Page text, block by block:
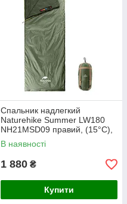
Спальник надлегкий
Naturehike Summer LW180
NH21MSD09 правий, (15°C),
p-p XL, зелений
В наявності
1 880 ₴
Купити